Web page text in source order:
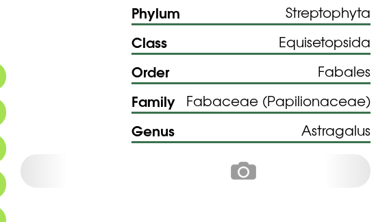
Phylum Streptophyta
Class Equisetopsida
Order Fabales
Family Fabaceae (Papilionaceae)
Genus Astragalus